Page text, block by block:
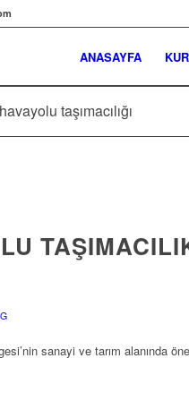
ANASAYFA
taşımacılığı
sanayi ve tarım alanında